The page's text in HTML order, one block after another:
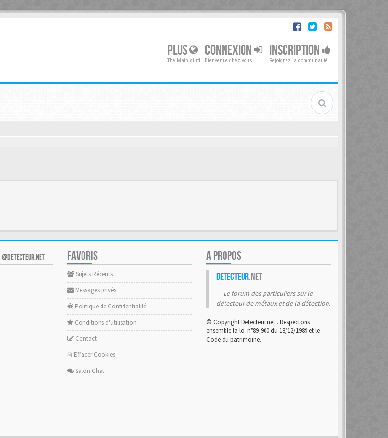
PLUS
The Main stuff
CONNEXION
Bienvenue chez vous
INSCRIPTION
Rejoignez la communauté
@DETECTEUR.NET FAVORIS
Sujets Récents
Messages privés
Politique de Confidentialité
Conditions d'utilisation
Contact
Effacer Cookies
Salon Chat
A PROPOS
Detecteur.net
Le forum des particuliers sur le
détecteur de métaux et de la détection.
© Copyright Detecteur.net . Respectons
ensemble la loi n°89-900 du 18/12/1989 et le
Code du patrimoine.